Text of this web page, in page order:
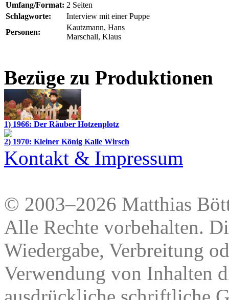
Umfang/Format: 2 Seiten
Schlagworte:
Interview mit einer Puppe
Personen:
Kautzmann, Hans
Marschall, Klaus
Bezüge zu Produktionen
1) 1966: Der Räuber Hotzenplotz
2) 1970: Kleiner König Kalle Wirsch
Kontakt & Impressum
© 2003–2026 Matthias
Alle Rechte vorbehalten.
Wiedergabe, Verbreitung
Verwendung von Inhalten